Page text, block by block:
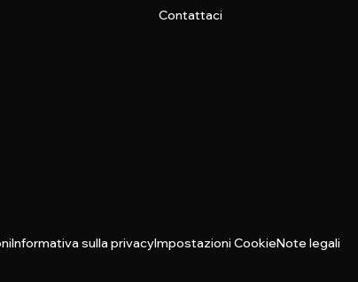
Contattaci
Informativa sulla privacyImpostazioni CookieNote legali